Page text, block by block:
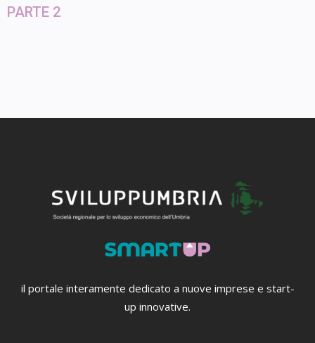
PARTE 2
il portale interamente dedicato a nuove imprese e start-
up innovative.